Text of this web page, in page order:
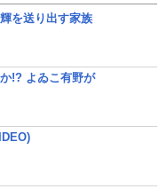
を送り出す家族
!? よゐこ有野が